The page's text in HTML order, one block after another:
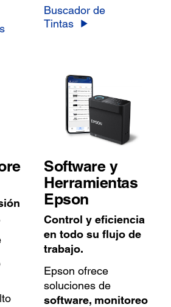
Buscador de
Tintas
Software y
Herramientas
Epson
Control y eficiencia
en todo su flujo de
trabajo.
Epson ofrece
soluciones de
software, monitoreo